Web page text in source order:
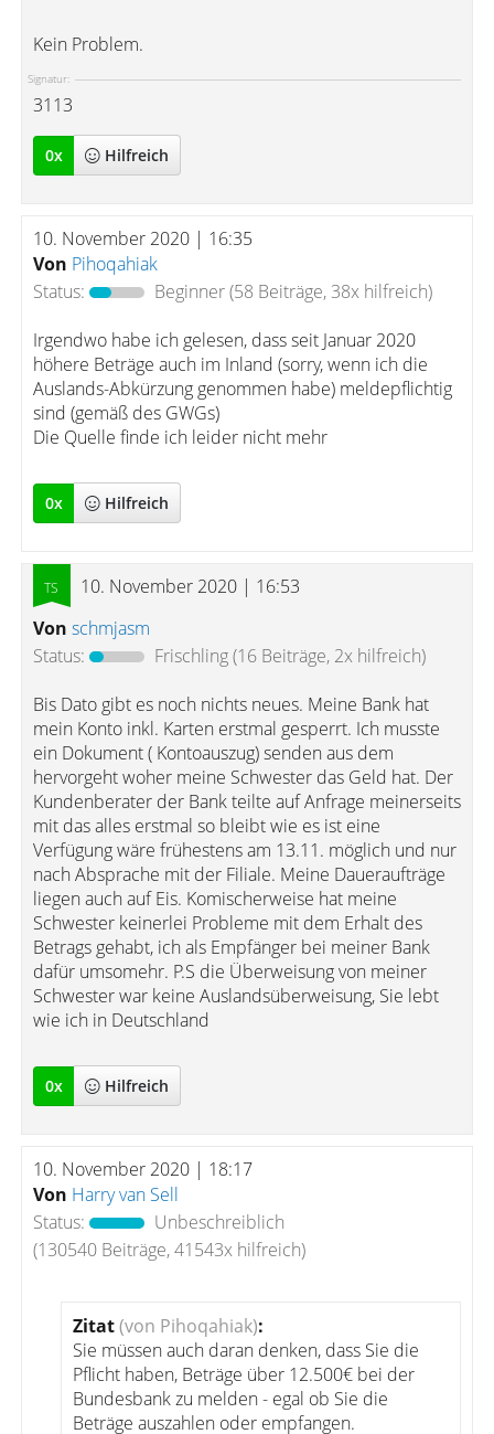
Kein Problem.
Signatur:
3113
0x Hilfreich
10. November 2020 | 16:35
Von Pihoqahiak
Status:
Beginner(58 Beiträge, 38x hilfreich)
Irgendwo habe ich gelesen, dass seit Januar 2020
höhere Beträge auch im Inland (sorry, wenn ich die
Auslands-Abkürzung genommen habe) meldepflichtig
sind (gemäß des GWGs)
Die Quelle finde ich leider nicht mehr
0x Hilfreich
10. November 2020 | 16:53
Von schmjasm
Status:
Frischling(16 Beiträge, 2x hilfreich)
Bis Dato gibt es noch nichts neues. Meine Bank hat
mein Konto inkl. Karten erstmal gesperrt. Ich musste
ein Dokument ( Kontoauszug) senden aus dem
hervorgeht woher meine Schwester das Geld hat. Der
Kundenberater der Bank teilte auf Anfrage meinerseits
mit das alles erstmal so bleibt wie es ist eine
Verfügung wäre frühestens am 13.11. möglich und nur
nach Absprache mit der Filiale. Meine Daueraufträge
liegen auch auf Eis. Komischerweise hat meine
Schwester keinerlei Probleme mit dem Erhalt des
Betrags gehabt, ich als Empfänger bei meiner Bank
dafür umsomehr. P.S die Überweisung von meiner
Schwester war keine Auslandsüberweisung, Sie lebt
wie ich in Deutschland
0x Hilfreich
10. November 2020 | 18:17
Von Harry van Sell
Status:
Unbeschreiblich
(130540 Beiträge, 41543x hilfreich)
Zitat(von Pihoqahiak):
Sie müssen auch daran denken, dass Sie die
Pflicht haben, Beträge über 12.500€ bei der
Bundesbank zu melden - egal ob Sie die
Beträge auszahlen oder empfangen.